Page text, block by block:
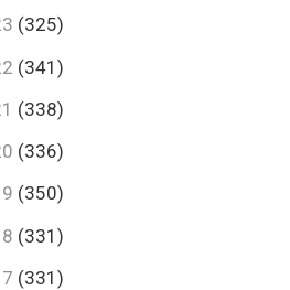
(325)
(341)
(338)
(336)
(350)
(331)
(331)